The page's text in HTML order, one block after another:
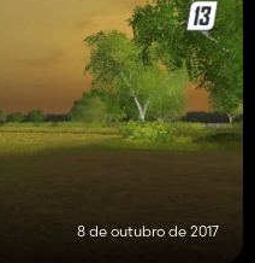
8 de outubro de 2017